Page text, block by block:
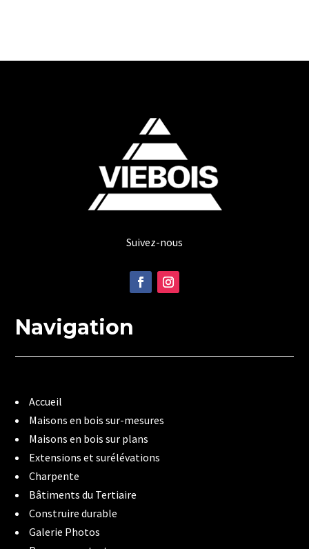
Suivez-nous
Navigation
Accueil
Maisons en bois sur-mesures
Maisons en bois sur plans
Extensions et surélévations
Charpente
Bâtiments du Tertiaire
Construire durable
Galerie Photos